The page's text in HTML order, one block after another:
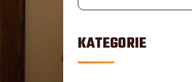
KATEGORIE